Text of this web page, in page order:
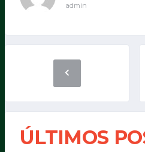
admin
ÚLTIMOS